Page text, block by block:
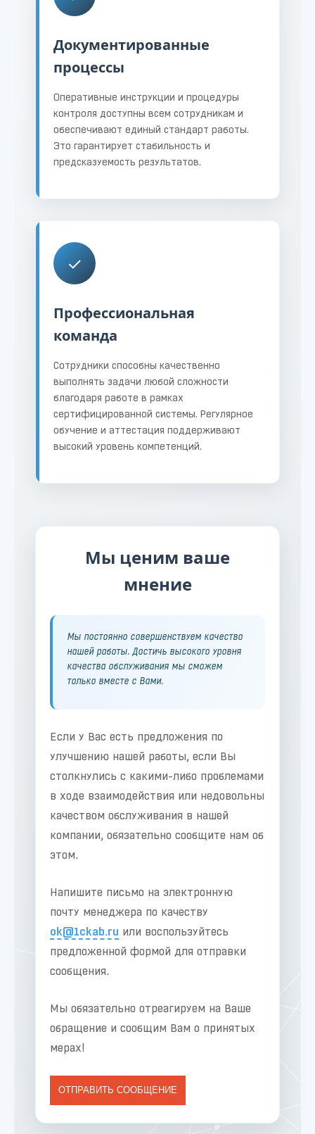
Документированные
процессы
Оперативные инструкции и процедуры
контроля доступны всем сотрудникам и
обеспечивают единый стандарт работы.
Это гарантирует стабильность и
предсказуемость результатов.
✓
Профессиональная
команда
Сотрудники способны качественно
выполнять задачи любой сложности
благодаря работе в рамках
сертифицированной системы. Регулярное
обучение и аттестация поддерживают
высокий уровень компетенций.
Мы ценим ваше
мнение
Мы постоянно совершенствуем качество
нашей работы. Достичь высокого уровня
качества обслуживания мы сможем
только вместе с Вами.
Если у Вас есть предложения по
улучшению нашей работы, если Вы
столкнулись с какими-либо проблемами
в ходе взаимодействия или недовольны
качеством обслуживания в нашей
компании, обязательно сообщите нам об
этом.
Напишите письмо на электронную
почту менеджера по качеству
ok@1ckab.ru или воспользуйтесь
предложенной формой для отправки
сообщения.
Мы обязательно отреагируем на Ваше
обращение и сообщим Вам о принятых
мерах!
ОТПРАВИТЬ СООБЩЕНИЕ